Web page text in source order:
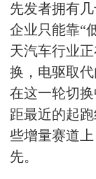
先发者拥有
企业只能靠“
天汽车行业
换，电驱取
在这一轮切
距最近的起
些增量赛道
先。